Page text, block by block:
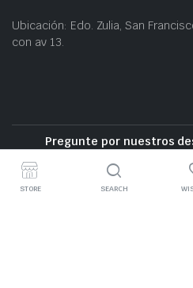
Ubicación: Edo. Zulia, San
con av 13.
Pregunte por nuestros
Entrega gratuita
STORE SEARCH